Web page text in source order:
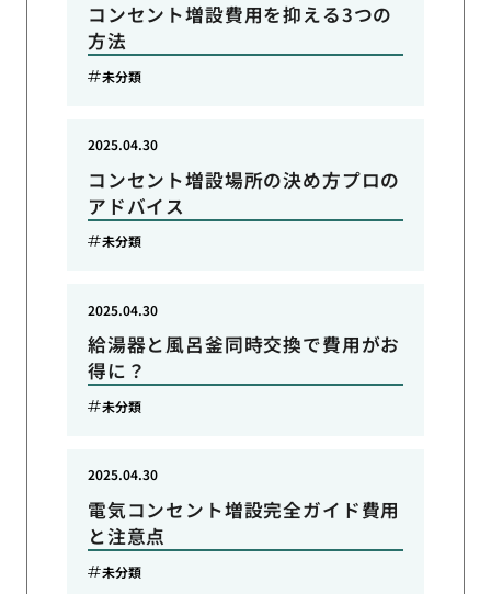
コンセント増設費用を抑える3つの
方法
未分類
コンセント増設場所の決め方プロの
アドバイス
2025.04.30
未分類
給湯器と風呂釜同時交換で費用がお
得に？
2025.04.30
未分類
電気コンセント増設完全ガイド費用
と注意点
2025.04.30
未分類